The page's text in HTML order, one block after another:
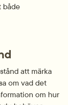
både
att märka
om vad det
om hur